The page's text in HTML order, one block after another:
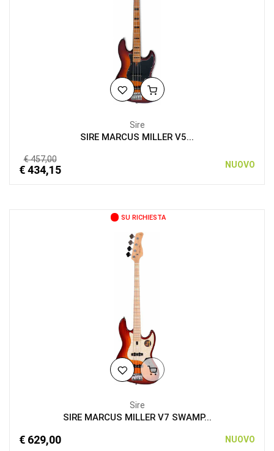
Sire
SIRE MARCUS MILLER V5...
€ 457,00
€ 434,15 NUOVO
SU RICHIESTA
Sire
SIRE MARCUS MILLER V7 SWAMP...
€ 629,00 NUOVO